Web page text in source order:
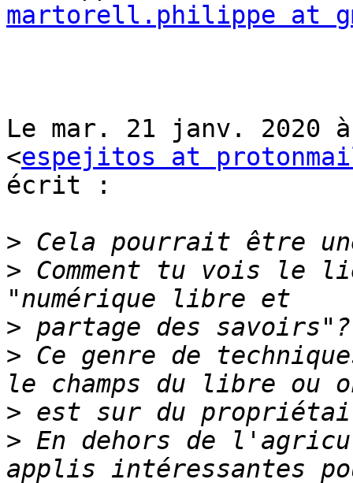
martorell.philippe at
Le mar. 21 janv. 2020
<espejitos at
écrit :
>
> Comment tu vois le
>
> Ce genre de
>
> En dehors de